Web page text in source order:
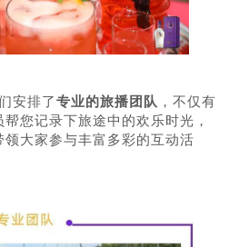
安排了专业的旅播团队 ，不仅有
您记录下旅途中的欢乐时光，
大家参与丰富多彩的互动活